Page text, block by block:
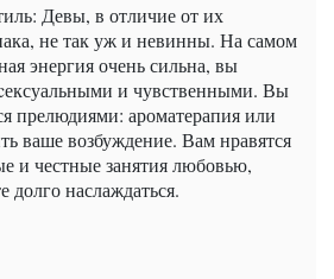
Девы, в отличие от их
не так уж и невинны. На самом
энергия очень сильна, вы
и чувственными. Вы
прелюдиями: ароматерапия или
ваше возбуждение. Вам нравятся
и честные занятия любовью,
наслаждаться.